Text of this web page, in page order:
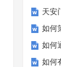
天安
如何
如何
如何